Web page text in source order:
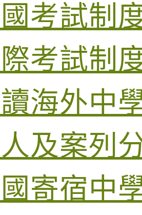
考試制
考試制
海外中
及案列
寄宿中